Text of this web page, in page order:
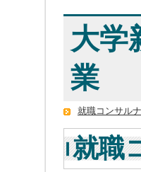
大学
業
就職コンサル
就職